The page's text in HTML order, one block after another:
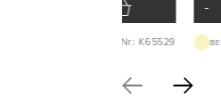
Art. Nr: K65529
-